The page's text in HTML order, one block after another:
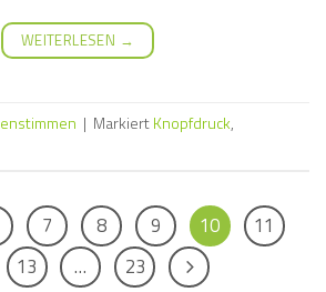
WEITERLESEN →
| MarkiertKnopfdruck,
7 8 9 10
11
13 … 23